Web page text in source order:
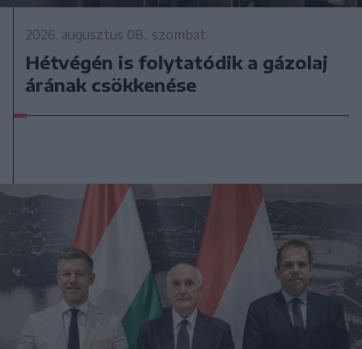
2026. augusztus 08., szombat
Hétvégén is folytatódik a gázolaj
árának csökkenése